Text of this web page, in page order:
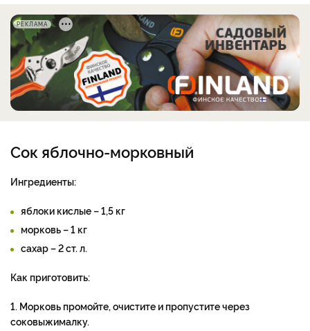
РЕКЛАМА
Сок яблочно-морковный
Ингредиенты:
яблоки кислые – 1,5 кг
морковь – 1 кг
сахар – 2 ст. л.
Как приготовить:
1. Морковь промойте, очистите и пропустите через
соковыжималку.